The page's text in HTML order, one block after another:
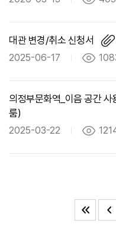
대관 변경/취소 신청서
2025-06-17
의정부문화역_이음 공간
룸)
2025-03-22